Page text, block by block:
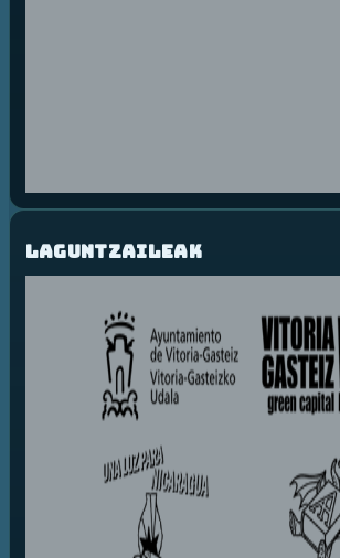
Laguntzaileak